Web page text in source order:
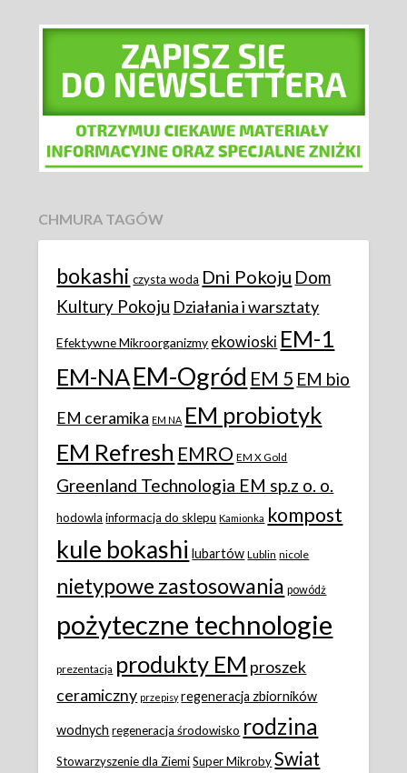
CHMURA TAGÓW
bokashi czysta woda Dni Pokoju Dom
Kultury Pokoju Działania i warsztaty
Efektywne Mikroorganizmy ekowioski EM-1
EM-NAEM-Ogród EM 5 EM bio
EM ceramika EM NA EM probiotyk
EM Refresh EMRO EM X Gold
Greenland Technologia EM sp.z o. o.
hodowla informacja do sklepu Kamionka kompost
kule bokashi lubartów Lublin nicole
nietypowe zastosowania powódż
pożyteczne technologie
prezentacja produkty EM proszek
ceramiczny przepisy regeneracja zbiorników
wodnych regeneracja środowisko rodzina
Stowarzyszenie dla Ziemi Super Mikroby Swiat